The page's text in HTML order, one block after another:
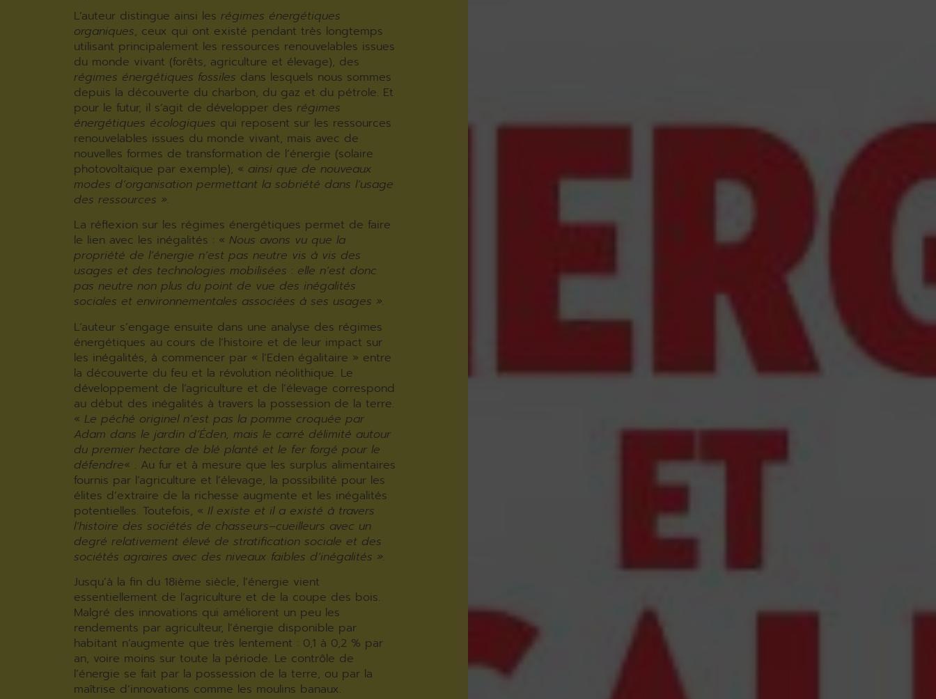
L’auteur distingue ainsi lesrégimes énergétiques
organiques, ceux qui ont existé pendant très longtemps
utilisant principalement les ressources renouvelables issues
du monde vivant (forêts, agriculture et élevage), des
régimes énergétiques fossiles dans lesquels nous sommes
depuis la découverte du charbon, du gaz et du pétrole. Et
pour le futur, il s’agit de développer desrégimes
énergétiques écologiques qui reposent sur les ressources
renouvelables issues du monde vivant, mais avec de
nouvelles formes de transformation de l’énergie (solaire
photovoltaïque par exemple), « ainsi que de nouveaux
modes d’organisation permettant la sobriété dans l’usage
des ressources ».
La réflexion sur les régimes énergétiques permet de faire
le lien avec les inégalités : «Nous avons vu que la
propriété de l’énergie n’est pas neutre vis à vis des
usages et des technologies mobilisées : elle n’est donc
pas neutre non plus du point de vue des inégalités
sociales et environnementales associées à ses usages ».
L’auteur s’engage ensuite dans une analyse des régimes
énergétiques au cours de l’histoire et de leur impact sur
les inégalités, à commencer par « l’Eden égalitaire » entre
la découverte du feu et la révolution néolithique. Le
développement de l’agriculture et de l’élevage correspond
au début des inégalités à travers la possession de la terre.
«Le péché originel n’est pas la pomme croquée par
Adam dans le jardin d’Éden, mais le carré délimité autour
du premier hectare de blé planté et le fer forgé pour le
défendre« . Au fur et à mesure que les surplus alimentaires
fournis par l’agriculture et l’élevage, la possibilité pour les
élites d’extraire de la richesse augmente et les inégalités
potentielles. Toutefois, «Il existe et il a existé à travers
l’histoire des sociétés de chasseurs–cueilleurs avec un
degré relativement élevé de stratification sociale et des
sociétés agraires avec des niveaux faibles d’inégalités ».
Jusqu’à la fin du 18ième siècle, l’énergie vient
essentiellement de l’agriculture et de la coupe des bois.
Malgré des innovations qui améliorent un peu les
rendements par agriculteur, l’énergie disponible par
habitant n’augmente que très lentement : 0,1 à 0,2 % par
an, voire moins sur toute la période. Le contrôle de
l’énergie se fait par la possession de la terre, ou par la
maîtrise d’innovations comme les moulins banaux.